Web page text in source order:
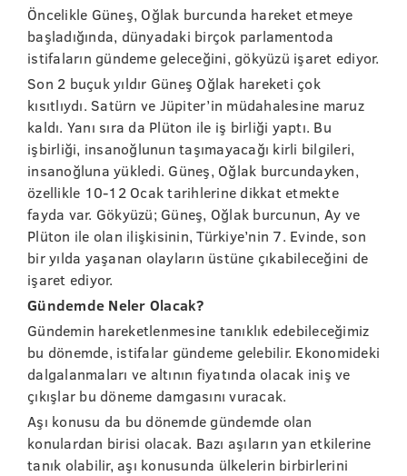
Öncelikle Güneş, Oğlak burcunda hareket etmeye
başladığında, dünyadaki birçok parlamentoda
istifaların gündeme geleceğini, gökyüzü işaret ediyor.
Son 2 buçuk yıldır Güneş Oğlak hareketi çok
kısıtlıydı. Satürn ve Jüpiter’in müdahalesine maruz
kaldı. Yanı sıra da Plüton ile iş birliği yaptı. Bu
işbirliği, insanoğlunun taşımayacağı kirli bilgileri,
insanoğluna yükledi. Güneş, Oğlak burcundayken,
özellikle 10-12 Ocak tarihlerine dikkat etmekte
fayda var. Gökyüzü; Güneş, Oğlak burcunun, Ay ve
Plüton ile olan ilişkisinin, Türkiye’nin 7. Evinde, son
bir yılda yaşanan olayların üstüne çıkabileceğini de
işaret ediyor.
Gündemde Neler Olacak?
Gündemin hareketlenmesine tanıklık edebileceğimiz
bu dönemde, istifalar gündeme gelebilir. Ekonomideki
dalgalanmaları ve altının fiyatında olacak iniş ve
çıkışlar bu döneme damgasını vuracak.
Aşı konusu da bu dönemde gündemde olan
konulardan birisi olacak. Bazı aşıların yan etkilerine
tanık olabilir, aşı konusunda ülkelerin birbirlerini